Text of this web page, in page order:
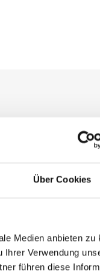
Über Cookies
Medien anbieten zu
Ihrer Verwendung
führen diese
28. Enjoy Jazz
Porter im
Vorverkauf